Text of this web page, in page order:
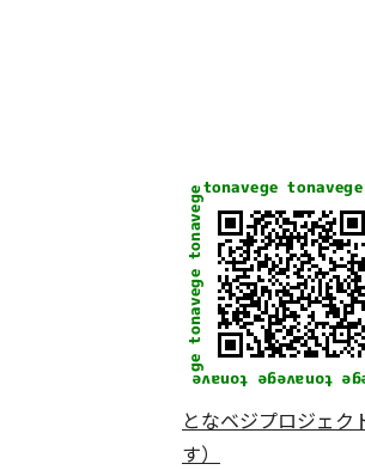
となベジプロジェク
す）